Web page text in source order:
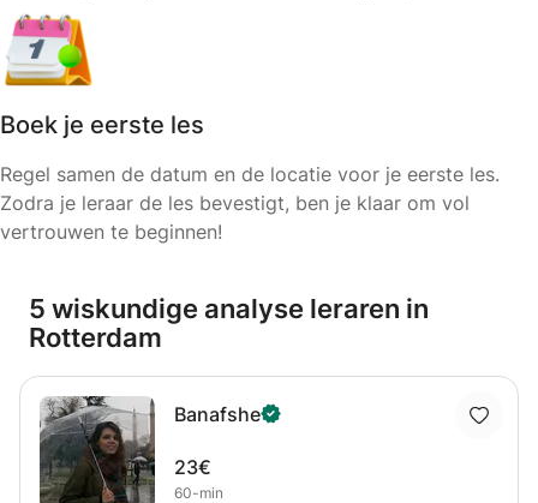
Boek je eerste les
Regel samen de datum en de locatie voor je eerste les.
Zodra je leraar de les bevestigt, ben je klaar om vol
vertrouwen te beginnen!
5 wiskundige analyse leraren in
Rotterdam
Banafshe
23€
60-min